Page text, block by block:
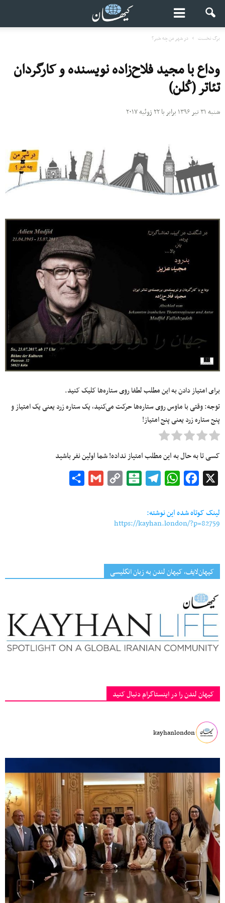
برگ نخست در شهر من چه خبر؟
وداع با مجید فلاح‌زاده نویسنده و کارگردان
تئاتر (کُلن)
شنبه ۳۱ تیر ۱۳۹۶ برابر با ۲۲ ژوئیه ۲۰۱۷
برای امتیاز دادن به این مطلب لطفا روی ستاره‌ها کلیک کنید.
توجه: وقتی با ماوس روی ستاره‌ها حرکت می‌کنید، یک ستاره زرد یعنی یک امتیاز و
پنج ستاره زرد یعنی پنج امتیاز!
کسی تا به حال به این مطلب امتیاز نداده! شما اولین نفر باشید
Facebook
WhatsApp
Telegram
Balatarin
Copy
Gmail
لینک کوتاه شده این نوشته:
https://kayhan.london/?p=82759
کیهان‌لایف، کیهان لندن به زبان انگلیسی
کیهان لندن را در اینستاگرام دنبال کنید
kayhanlondon